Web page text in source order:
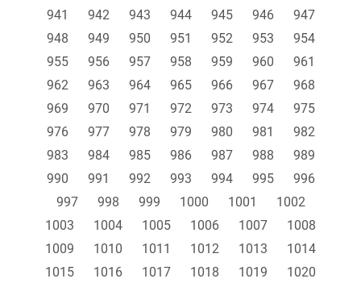
941
942 943 944 945 946
947
948
949 950 951 952 953
954
955
956 957 958 959 960
961
962
963 964 965 966 967
968
969
970 971 972 973 974
975
976
977 978 979 980 981
982
983
984 985 986 987 988
989
990
991 992 993 994 995
996
997
998 999 1000 1001
1002
1003
1004 1005 1006 1007
1008
1009
1010 1011 1012 1013
1014
1015
1016 1017 1018 1019
1020